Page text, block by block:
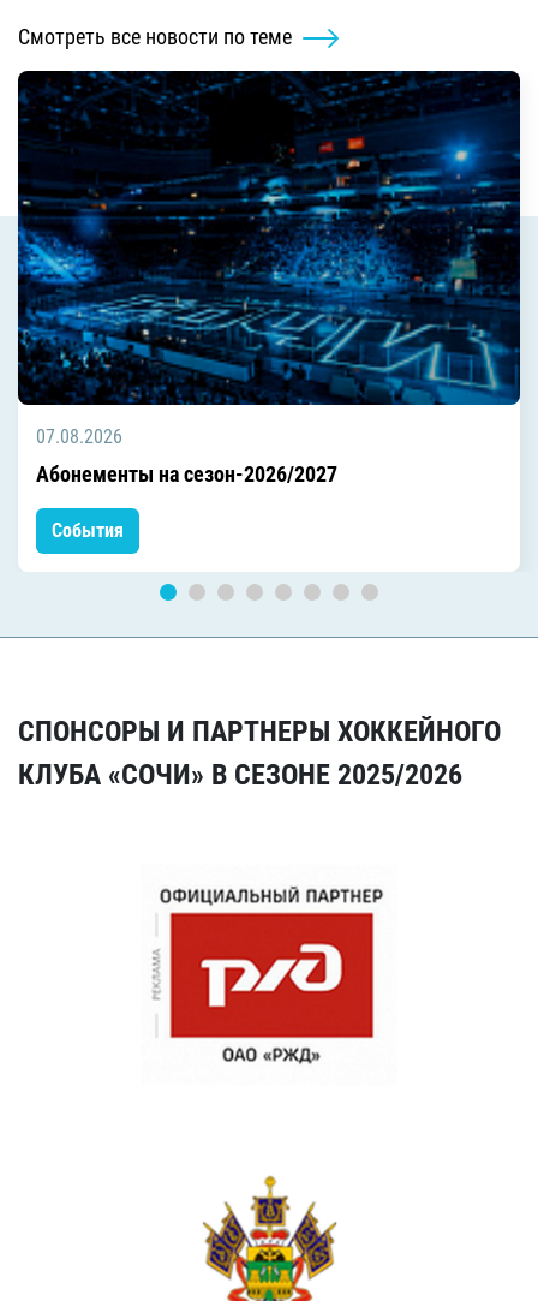
Смотреть все новости по теме
07.08.2026
Абонементы на сезон-2026/2027
События
СПОНСОРЫ И ПАРТНЕРЫ ХОККЕЙНОГО
КЛУБА «СОЧИ» В СЕЗОНЕ 2025/2026